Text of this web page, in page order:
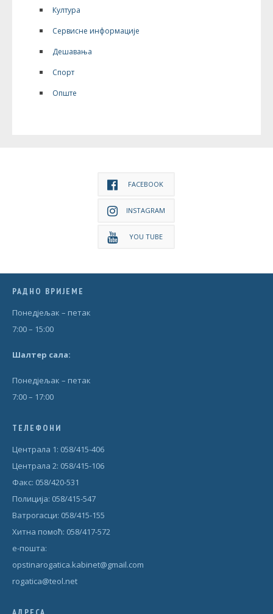
Култура
Сервисне информације
Дешавања
Спорт
Опште
FACEBOOK
INSTAGRAM
YOU TUBE
РАДНО ВРИЈЕМЕ
Понедjељак – петак
7:00 – 15:00
Шалтер сала:
Понедjељак – петак
7:00 – 17:00
ТЕЛЕФОНИ
Централа 1: 058/415-406
Централа 2: 058/415-106
Факс: 058/420-531
Полиција: 058/415-547
Ватрогасци: 058/415-155
Хитна помоћ: 058/417-572
е-пошта:
opstinarogatica.kabinet@gmail.com
rogatica@teol.net